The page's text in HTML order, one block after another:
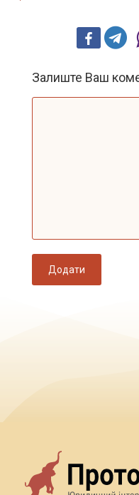
Залиште Ваш
Додати